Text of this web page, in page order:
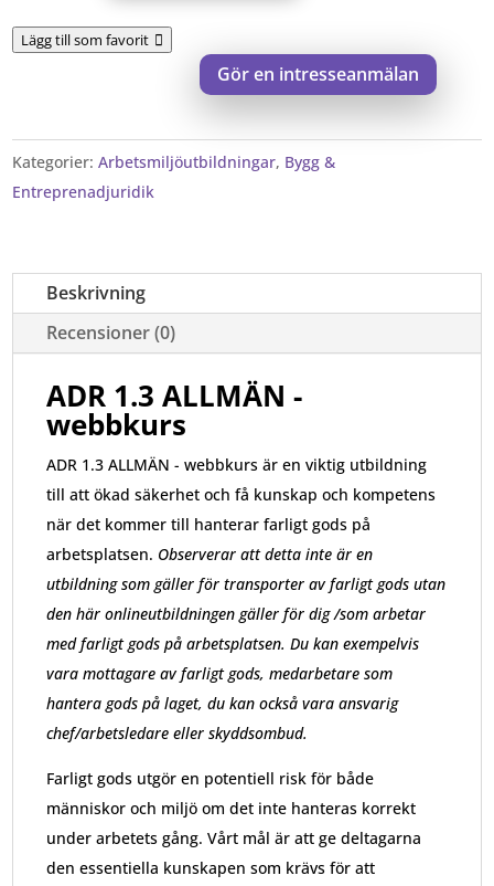
- Lägg till som favorit
Gör en intresseanmälan
Kategorier:Arbetsmiljöutbildningar, Bygg &
Entreprenadjuridik
Beskrivning
Recensioner (0)
ADR 1.3 ALLMÄN -
webbkurs
ADR 1.3 ALLMÄN - webbkurs är en viktig utbildning
till att ökad säkerhet och få kunskap och kompetens
när det kommer till hanterar farligt gods på
arbetsplatsen. Observerar att detta inte är en
utbildning som gäller för transporter av farligt gods utan
den här onlineutbildningen gäller för dig /som arbetar
med farligt gods på arbetsplatsen. Du kan exempelvis
vara mottagare av farligt gods, medarbetare som
hantera gods på laget, du kan också vara ansvarig
chef/arbetsledare eller skyddsombud.
Farligt gods utgör en potentiell risk för både
människor och miljö om det inte hanteras korrekt
under arbetets gång. Vårt mål är att ge deltagarna
den essentiella kunskapen som krävs för att